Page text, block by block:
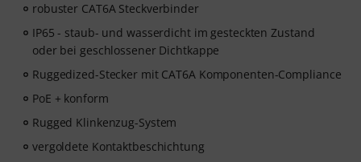
robuster CAT6A Steckverbinder
IP65 - staub- und wasserdicht im gesteckten Zustand
oder bei geschlossener Dichtkappe
Ruggedized-Stecker mit CAT6A Komponenten-Compliance
PoE + konform
Rugged Klinkenzug-System
vergoldete Kontaktbeschichtung